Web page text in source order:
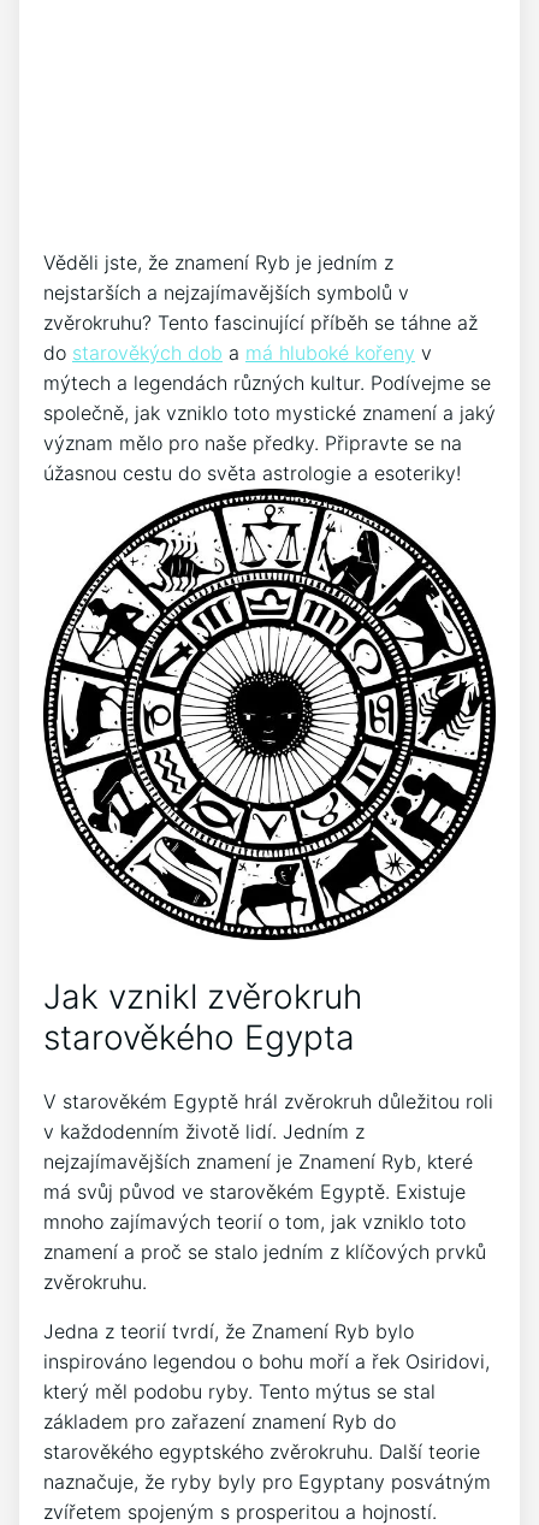
Věděli jste, že znamení Ryb je jedním z
nejstarších a nejzajímavějších symbolů v
zvěrokruhu? Tento fascinující příběh se táhne až
do starověkých dob a má hluboké kořeny v
mýtech a legendách různých kultur. Podívejme se
společně, jak vzniklo toto mystické znamení a jaký
význam mělo pro naše předky. Připravte se na
úžasnou cestu do světa astrologie a esoteriky!
Jak vznikl zvěrokruh
starověkého Egypta
V starověkém Egyptě hrál zvěrokruh důležitou roli
v každodenním životě lidí. Jedním z
nejzajímavějších znamení je Znamení Ryb, které
má svůj původ ve starověkém Egyptě. Existuje
mnoho zajímavých teorií o tom, jak vzniklo toto
znamení a proč se stalo jedním z klíčových prvků
zvěrokruhu.
Jedna z teorií tvrdí, že Znamení Ryb bylo
inspirováno legendou o bohu moří a řek Osiridovi,
který měl podobu ryby. Tento mýtus se stal
základem pro zařazení znamení Ryb do
starověkého egyptského zvěrokruhu. Další teorie
naznačuje, že ryby byly pro Egyptany posvátným
zvířetem spojeným s prosperitou a hojností.